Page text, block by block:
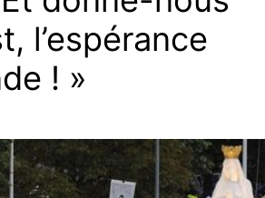
l’espérance
! »